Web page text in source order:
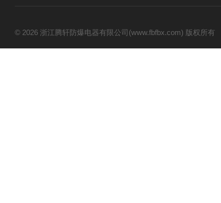
© 2026 浙江腾轩防爆电器有限公司(www.fbfbx.com) 版权所